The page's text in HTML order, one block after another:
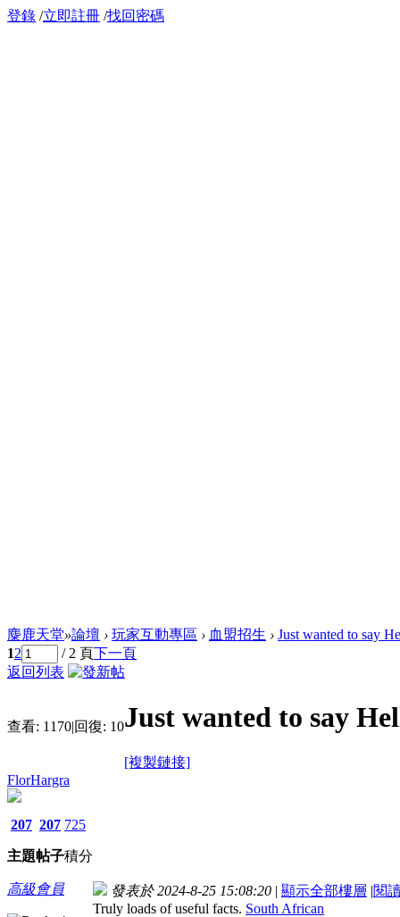
登錄 /立即註冊 /找回密碼
麋鹿天堂»論壇 › 玩家互動專區 › 血盟招生 › Just wanted to say
12 / 2 頁下一頁
返回列表
查看: 1170|回復: 10Just wanted to say
[複製鏈接]
FlorHargra
207
主題
207
帖子
725
積分
高級會員 發表於 2024-8-25 15:08:20 | 顯示全部樓層 |閱
Truly loads of useful facts. South African